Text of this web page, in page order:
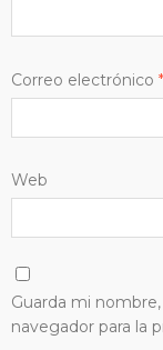
Correo electrónico *
Web
Guarda mi
navegador para la